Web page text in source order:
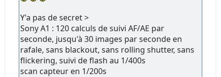
Y'a pas de secret >
Sony A1 : 120 calculs de suivi AF/AE par
seconde, jusqu'à 30 images par seconde en
rafale, sans blackout, sans rolling shutter, sans
flickering, suivi de flash au 1/400s
scan capteur en 1/200s